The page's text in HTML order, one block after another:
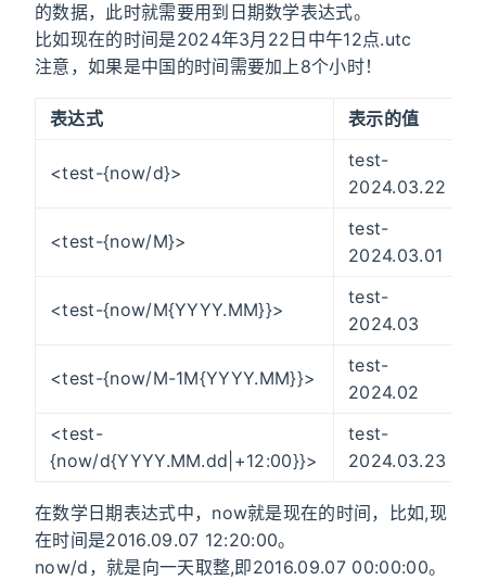
的数据，此时就需要用到日期数学表达式。
比如现在的时间是2024年3月22日中午12点.utc
注意，如果是中国的时间需要加上8个小时！
表达式 表示的值
<test-{now/d}>
test-
2024.03.22
<test-{now/M}>
test-
2024.03.01
<test-{now/M{YYYY.MM}}>
test-
2024.03
<test-{now/M-1M{YYYY.MM}}>
test-
2024.02
<test-
{now/d{YYYY.MM.dd|+12:00}}>
test-
2024.03.23
在数学日期表达式中，now就是现在的时间，比如,现
在时间是2016.09.07 12:20:00。
now/d，就是向一天取整,即2016.09.07 00:00:00。